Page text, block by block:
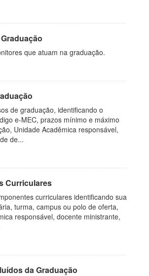
que atuam na graduação.
de graduação, identificando o
e-MEC, prazos mínimo e máximo
Unidade Acadêmica responsável,
de...
Curriculares
curriculares identificando sua
turma, campus ou polo de oferta,
responsável, docente ministrante,
da Graduação